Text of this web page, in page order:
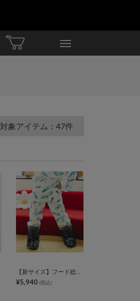
対象アイテム：47件
【新サイズ】フード総柄スウェットパンツ
¥5,940 (税込)